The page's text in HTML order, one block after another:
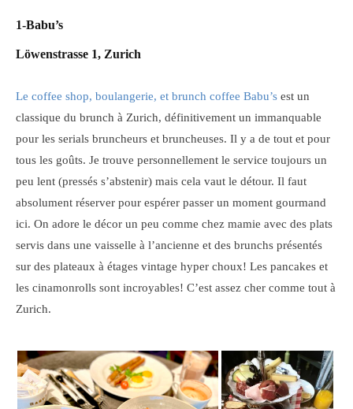
1-Babu’s
Löwenstrasse 1, Zurich
Le coffee shop, boulangerie, et brunch coffee Babu’s est un
classique du brunch à Zurich, définitivement un immanquable
pour les serials bruncheurs et bruncheuses. Il y a de tout et pour
tous les goûts. Je trouve personnellement le service toujours un
peu lent (pressés s’abstenir) mais cela vaut le détour. Il faut
absolument réserver pour espérer passer un moment gourmand
ici. On adore le décor un peu comme chez mamie avec des plats
servis dans une vaisselle à l’ancienne et des brunchs présentés
sur des plateaux à étages vintage hyper choux! Les pancakes et
les cinamonrolls sont incroyables! C’est assez cher comme tout à
Zurich.